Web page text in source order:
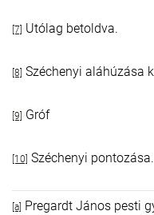
[7] Utólag betoldva.
[8] Széchenyi aláhúzása
[9] Gróf
[10] Széchenyi pontozása.
[a]
Pregardt János pesti